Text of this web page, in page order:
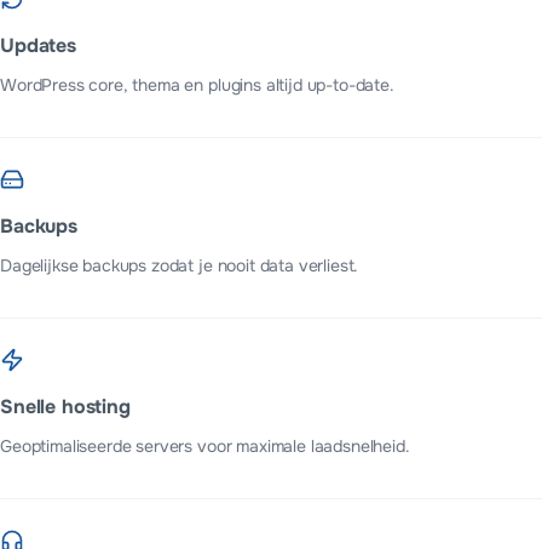
Updates
WordPress core, thema en plugins altijd up-to-date.
Backups
Dagelijkse backups zodat je nooit data verliest.
Snelle hosting
Geoptimaliseerde servers voor maximale laadsnelheid.